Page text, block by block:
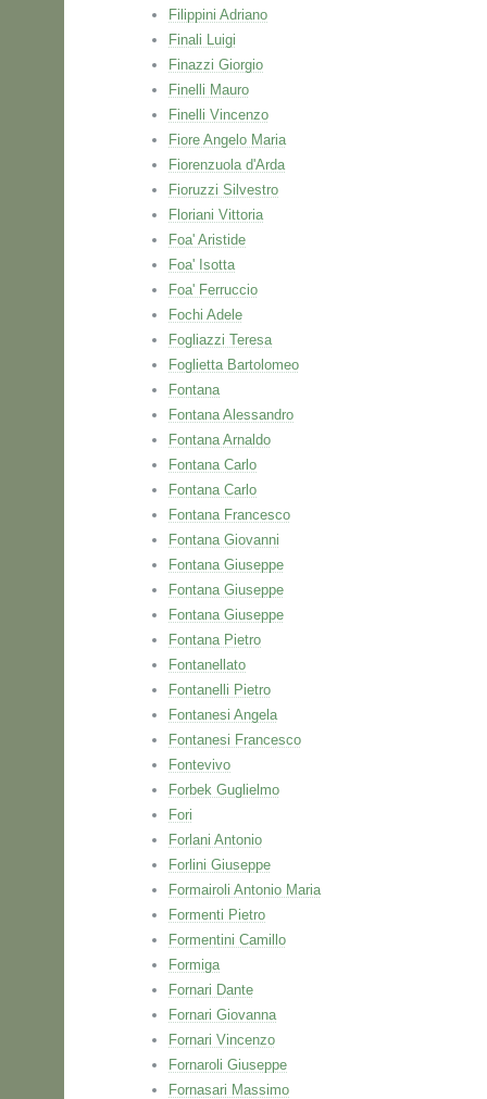
Filippini Adriano
Finali Luigi
Finazzi Giorgio
Finelli Mauro
Finelli Vincenzo
Fiore Angelo Maria
Fiorenzuola d'Arda
Fioruzzi Silvestro
Floriani Vittoria
Foa' Aristide
Foa' Isotta
Foa' Ferruccio
Fochi Adele
Fogliazzi Teresa
Foglietta Bartolomeo
Fontana
Fontana Alessandro
Fontana Arnaldo
Fontana Carlo
Fontana Carlo
Fontana Francesco
Fontana Giovanni
Fontana Giuseppe
Fontana Giuseppe
Fontana Giuseppe
Fontana Pietro
Fontanellato
Fontanelli Pietro
Fontanesi Angela
Fontanesi Francesco
Fontevivo
Forbek Guglielmo
Fori
Forlani Antonio
Forlini Giuseppe
Formairoli Antonio Maria
Formenti Pietro
Formentini Camillo
Formiga
Fornari Dante
Fornari Giovanna
Fornari Vincenzo
Fornaroli Giuseppe
Fornasari Massimo